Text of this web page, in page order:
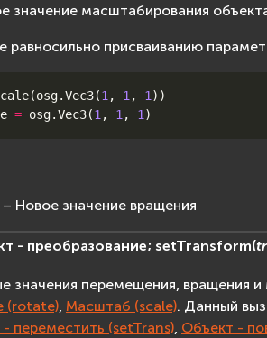
значение масштабирования
равносильно присваиванию
(osg.Vec3(1 , 1 , 1 ))
= osg.Vec3(1 , 1 , 1 )
– Новое значение вращения
- преобразование; setTransform(
значения перемещения, вращения
(rotate), Масштаб (scale). Данный
переместить (setTrans), Объект -